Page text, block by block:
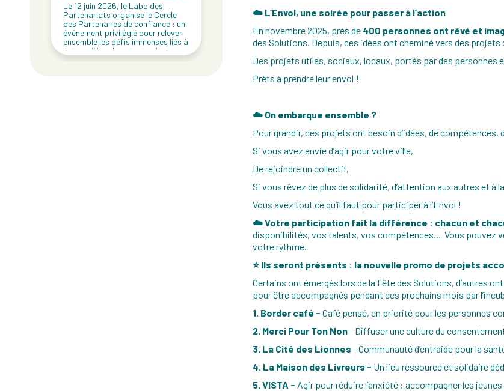
Le 12 juin 2026, le Labo des
Partenariats organise le Cercle
des Partenaires de confiance : un
événement privilégié pour relever
ensemble les défis immenses liés à
la transition de notre territoire par
☁️ L’Envol, une soirée pour passer à l’action
En novembre 2025, près de 400 personnes ont rêvé et
des Solutions. Depuis, ces idées ont cheminé vers des projets
Des projets utiles, sociaux, locaux, portés par des personnes
Prêts à prendre leur envol !
☁️ On embarque ensemble ?
Pour grandir, ces projets ont besoin d’idées, de compétences,
Si vous avez envie d’agir pour votre ville,
De rejoindre un collectif,
Si vous rêvez de plus de solidarité, d’attention aux autres et à
Vous avez tout ce qu’il faut pour participer à l’Envol !
☁️ Votre participation fait la différence : chacun et
disponibilités, vos talents, vos compétences... Vous pouvez
votre rythme.
⭐ Ils seront présents : la nouvelle promo de projets
Certains ont émergés lors de la Fête des Solutions, d’autres
pour être accompagnés pendant ces prochains mois par
1. Border café - Café pensé, en priorité pour les personnes
2. Merci Pour Ton Non- Diffuser une culture du
3. La Cité des Lionnes - Communauté d’entraide pour la
4. La Maison des Livreurs - Un lieu ressource et solidaire
5. VISTA - Agir pour réduire l’anxiété : accompagner les